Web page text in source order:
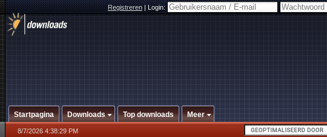
Registreren|Login:
Startpagina Downloads Top downloads Meer
8/7/2026 4:38:29 PM